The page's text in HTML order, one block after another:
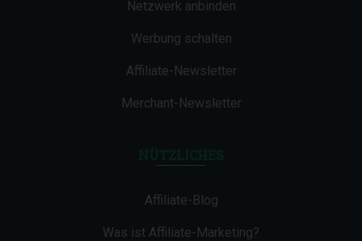
Netzwerk anbinden
Werbung schalten
Affiliate-Newsletter
Merchant-Newsletter
Affiliate-Blog
Was ist Affiliate-Marketing?